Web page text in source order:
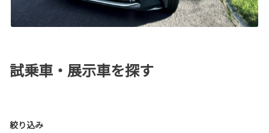
試乗車・展示車を探す
絞り込み